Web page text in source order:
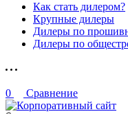
Как стать дилером?
Крупные дилеры
Дилеры по
Дилеры по
0 Сравнение